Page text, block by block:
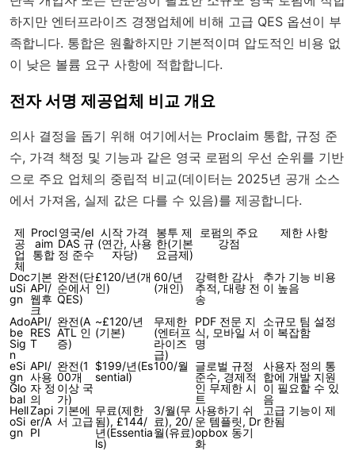
하지만 엔터프라이즈 경쟁업체에 비해 고급 QES 옵션이 부
족합니다. 통합은 원활하지만 기본적이며 압도적인 비용 없
이 낮은 볼륨 요구 사항에 적합합니다.
전자 서명 제공업체 비교 개요
의사 결정을 돕기 위해 여기에서는 Proclaim 통합, 규정 준
수, 가격 책정 및 기능과 같은 영국 로펌의 우선 순위를 기반
으로 주요 업체의 중립적 비교(데이터는 2025년 공개 소스
에서 가져옴, 실제 값은 다를 수 있음)를 제공합니다.
제
공
업
체
Procl
aim
통합
영국/eI
DAS 규
정 준수
시작 가격
(연간, 사용
자당)
봉투 제
한(기본
요금제)
로펌의 주요
강점
제한 사항
Doc
uSi
gn
기본
API/
웹후
크
완전(단
순에서
QES)
£120/년(개
인)
60/년
(개인)
강력한 감사
추적, 대량 전
송
추가 기능 비용
이 높음
Ado
be
Sig
n
API/
RES
T
완전(A
ATL 인
증)
~£120/년
(기본)
무제한
(엔터프
라이즈
급)
PDF 전문 지
식, 모바일 서
명
소규모 팀 설정
이 복잡함
eSi
gn
Glo
bal
API/
사용
자 정
의
완전(1
00개
이상 국
가)
$199/년(Es
sential)
100/월
글로벌 규정
준수, 경제적
인 무제한 시
트
사용자 정의 통
합에 개발 지원
이 필요할 수 있
음
Hell
oSi
gn
Zapi
er/A
PI
기본에
서 고급
무료(제한
됨), £144/
년(Essentia
ls)
3/월(무
료), 20/
월(유료)
사용하기 쉬
운 템플릿, Dr
opbox 동기
화
고급 기능이 제
한됨